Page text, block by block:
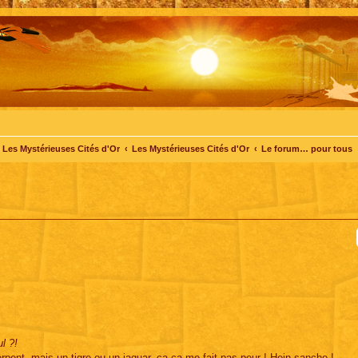
Les Mystérieuses Cités d'Or Les Mystérieuses Cités d'Or Le forum… pour tous
?!